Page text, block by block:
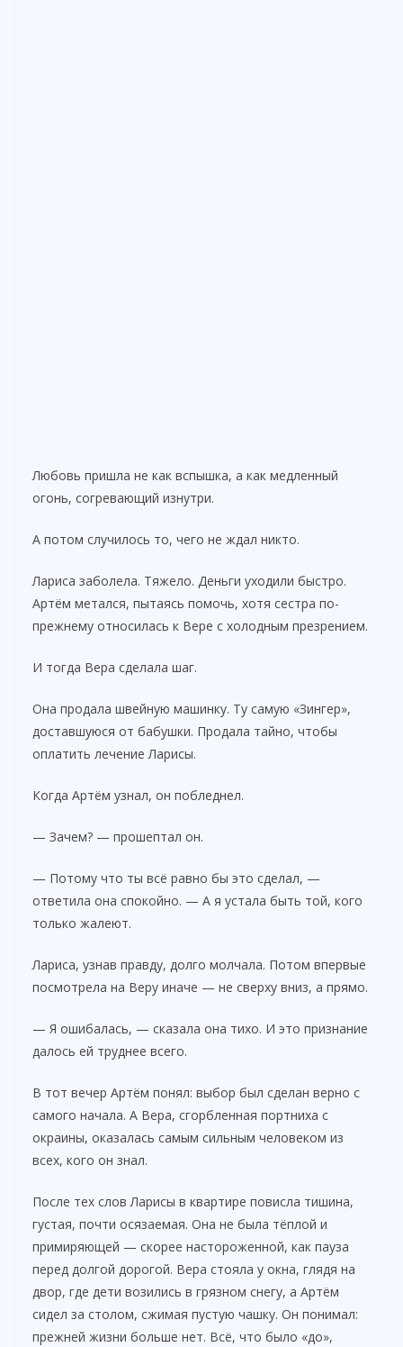
Любовь пришла не как вспышка, а как медленный
огонь, согревающий изнутри.
А потом случилось то, чего не ждал никто.
Лариса заболела. Тяжело. Деньги уходили быстро.
Артём метался, пытаясь помочь, хотя сестра по-
прежнему относилась к Вере с холодным презрением.
И тогда Вера сделала шаг.
Она продала швейную машинку. Ту самую «Зингер»,
доставшуюся от бабушки. Продала тайно, чтобы
оплатить лечение Ларисы.
Когда Артём узнал, он побледнел.
— Зачем? — прошептал он.
— Потому что ты всё равно бы это сделал, —
ответила она спокойно. — А я устала быть той, кого
только жалеют.
Лариса, узнав правду, долго молчала. Потом впервые
посмотрела на Веру иначе — не сверху вниз, а прямо.
— Я ошибалась, — сказала она тихо. И это признание
далось ей труднее всего.
В тот вечер Артём понял: выбор был сделан верно с
самого начала. А Вера, сгорбленная портниха с
окраины, оказалась самым сильным человеком из
всех, кого он знал.
После тех слов Ларисы в квартире повисла тишина,
густая, почти осязаемая. Она не была тёплой и
примиряющей — скорее настороженной, как пауза
перед долгой дорогой. Вера стояла у окна, глядя на
двор, где дети возились в грязном снегу, а Артём
сидел за столом, сжимая пустую чашку. Он понимал:
прежней жизни больше нет. Всё, что было «до»,